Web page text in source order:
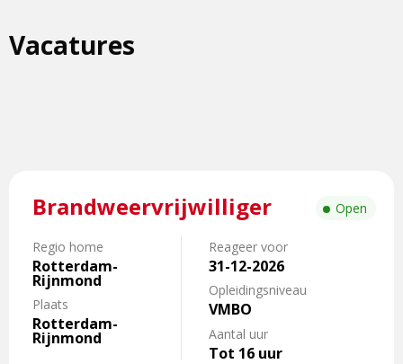
externe
Vacatures
Brandweervrijwilliger
Regio home
Rotterdam-
Rijnmond
Plaats
Rotterdam-
Rijnmond
Reageer voor
31-12-2026
Opleidingsniveau
VMBO
Aantal uur
Tot 16 uur
Open
meer
Brandweervrijwilliger